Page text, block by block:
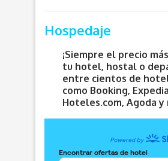
Hospedaje
¡Siempre el precio
tu hotel, hostal o
entre cientos de
como Booking,
Hoteles.com, Agoda y